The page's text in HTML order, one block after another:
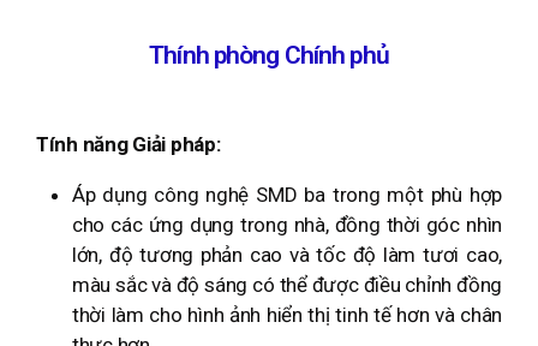
Thính phòng Chính phủ
Tính năng Giải pháp:
Áp dụng công nghệ SMD ba trong một phù hợp
cho các ứng dụng trong nhà, đồng thời góc nhìn
lớn, độ tương phản cao và tốc độ làm tươi cao,
màu sắc và độ sáng có thể được điều chỉnh đồng
thời làm cho hình ảnh hiển thị tinh tế hơn và chân